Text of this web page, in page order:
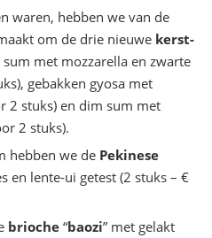
waren, hebben we van de
om de drie nieuwe kerst-
met mozzarella en zwarte
gebakken gyosa met
2 stuks) en dim sum met
2 stuks).
hebben we de Pekinese
en lente-ui getest (2 stuks – €
brioche “baozi” met gelakt